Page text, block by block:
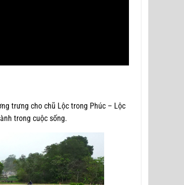
trưng cho chũ Lộc trong Phúc – Lộc
trong cuộc sống.